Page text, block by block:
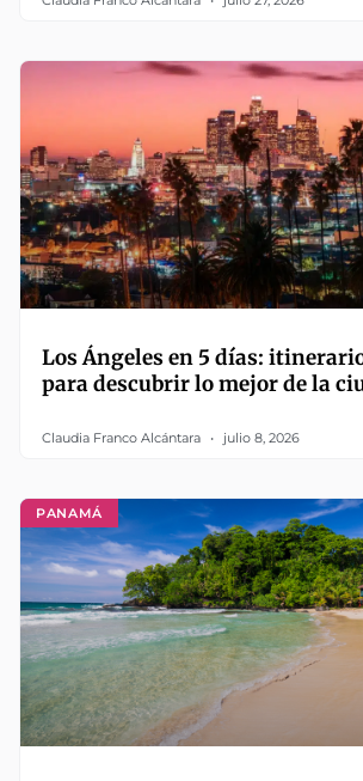
Los Ángeles en 5 días:
para descubrir lo mejor de la
Claudia Franco Alcántara julio 8, 2026
PANAMÁ